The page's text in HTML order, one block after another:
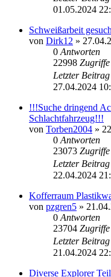
01.05.2024
Schweißarbeit
von Dirk12 »
0 Antworten
22998 Zugriffe
Letzter Beitrag
27.04.2024
!!!Suche dringend
Schlachtfahrzeug!!!
von Torben2004 »
0 Antworten
23073 Zugriffe
Letzter Beitrag
22.04.2024
Kofferraum
von pzgren5 »
0 Antworten
23704 Zugriffe
Letzter Beitrag
21.04.2024
Diverse Explorer